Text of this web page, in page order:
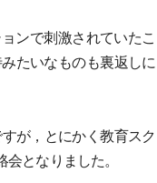
ンで刺激されていたこ
たいなものも裏返しに
が，とにかく教育スク
となりました。